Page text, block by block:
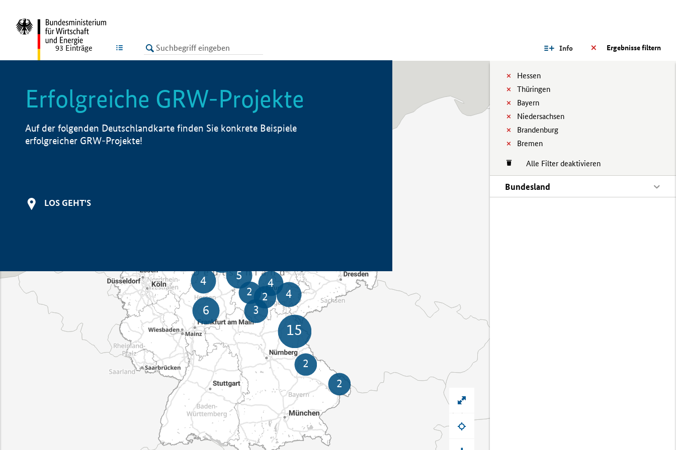
LISTE Ergebnisse filtern
Info
Hessen
Thüringen
Bayern
Niedersachsen
Brandenburg
Bremen
Alle Filter deaktivieren
Bundesland
93 Einträge
Erfolgreiche GRW-Projekte
Auf der folgenden Deutschlandkarte finden Sie konkrete Beispiele
erfolgreicher GRW-Projekte!
LOS GEHT'S